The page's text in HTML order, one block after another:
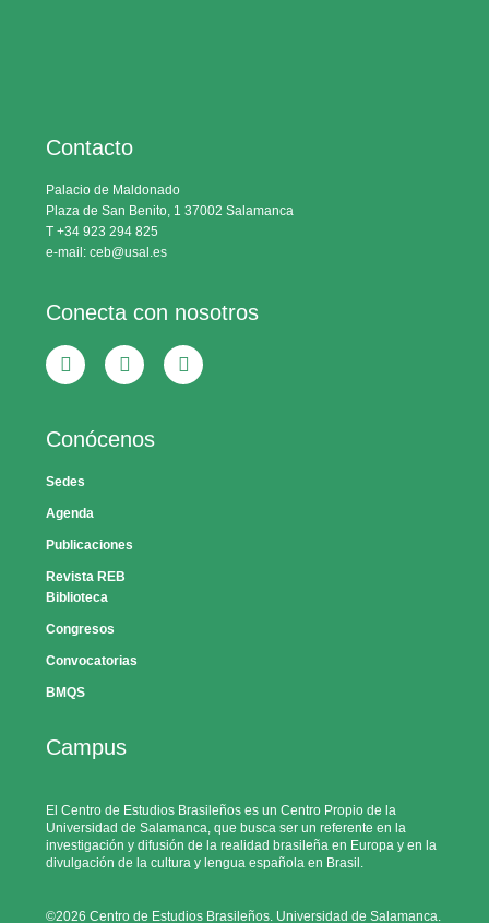
Contacto
Palacio de Maldonado
Plaza de San Benito, 1 37002 Salamanca
T +34 923 294 825
e-mail: ceb@usal.es
Conecta con nosotros
Conócenos
Sedes
Agenda
Publicaciones
Revista REB
Biblioteca
Congresos
Convocatorias
BMQS
Campus
El Centro de Estudios Brasileños es un Centro Propio de la
Universidad de Salamanca, que busca ser un referente en la
investigación y difusión de la realidad brasileña en Europa y en la
divulgación de la cultura y lengua española en Brasil.
©2026 Centro de Estudios Brasileños. Universidad de Salamanca.